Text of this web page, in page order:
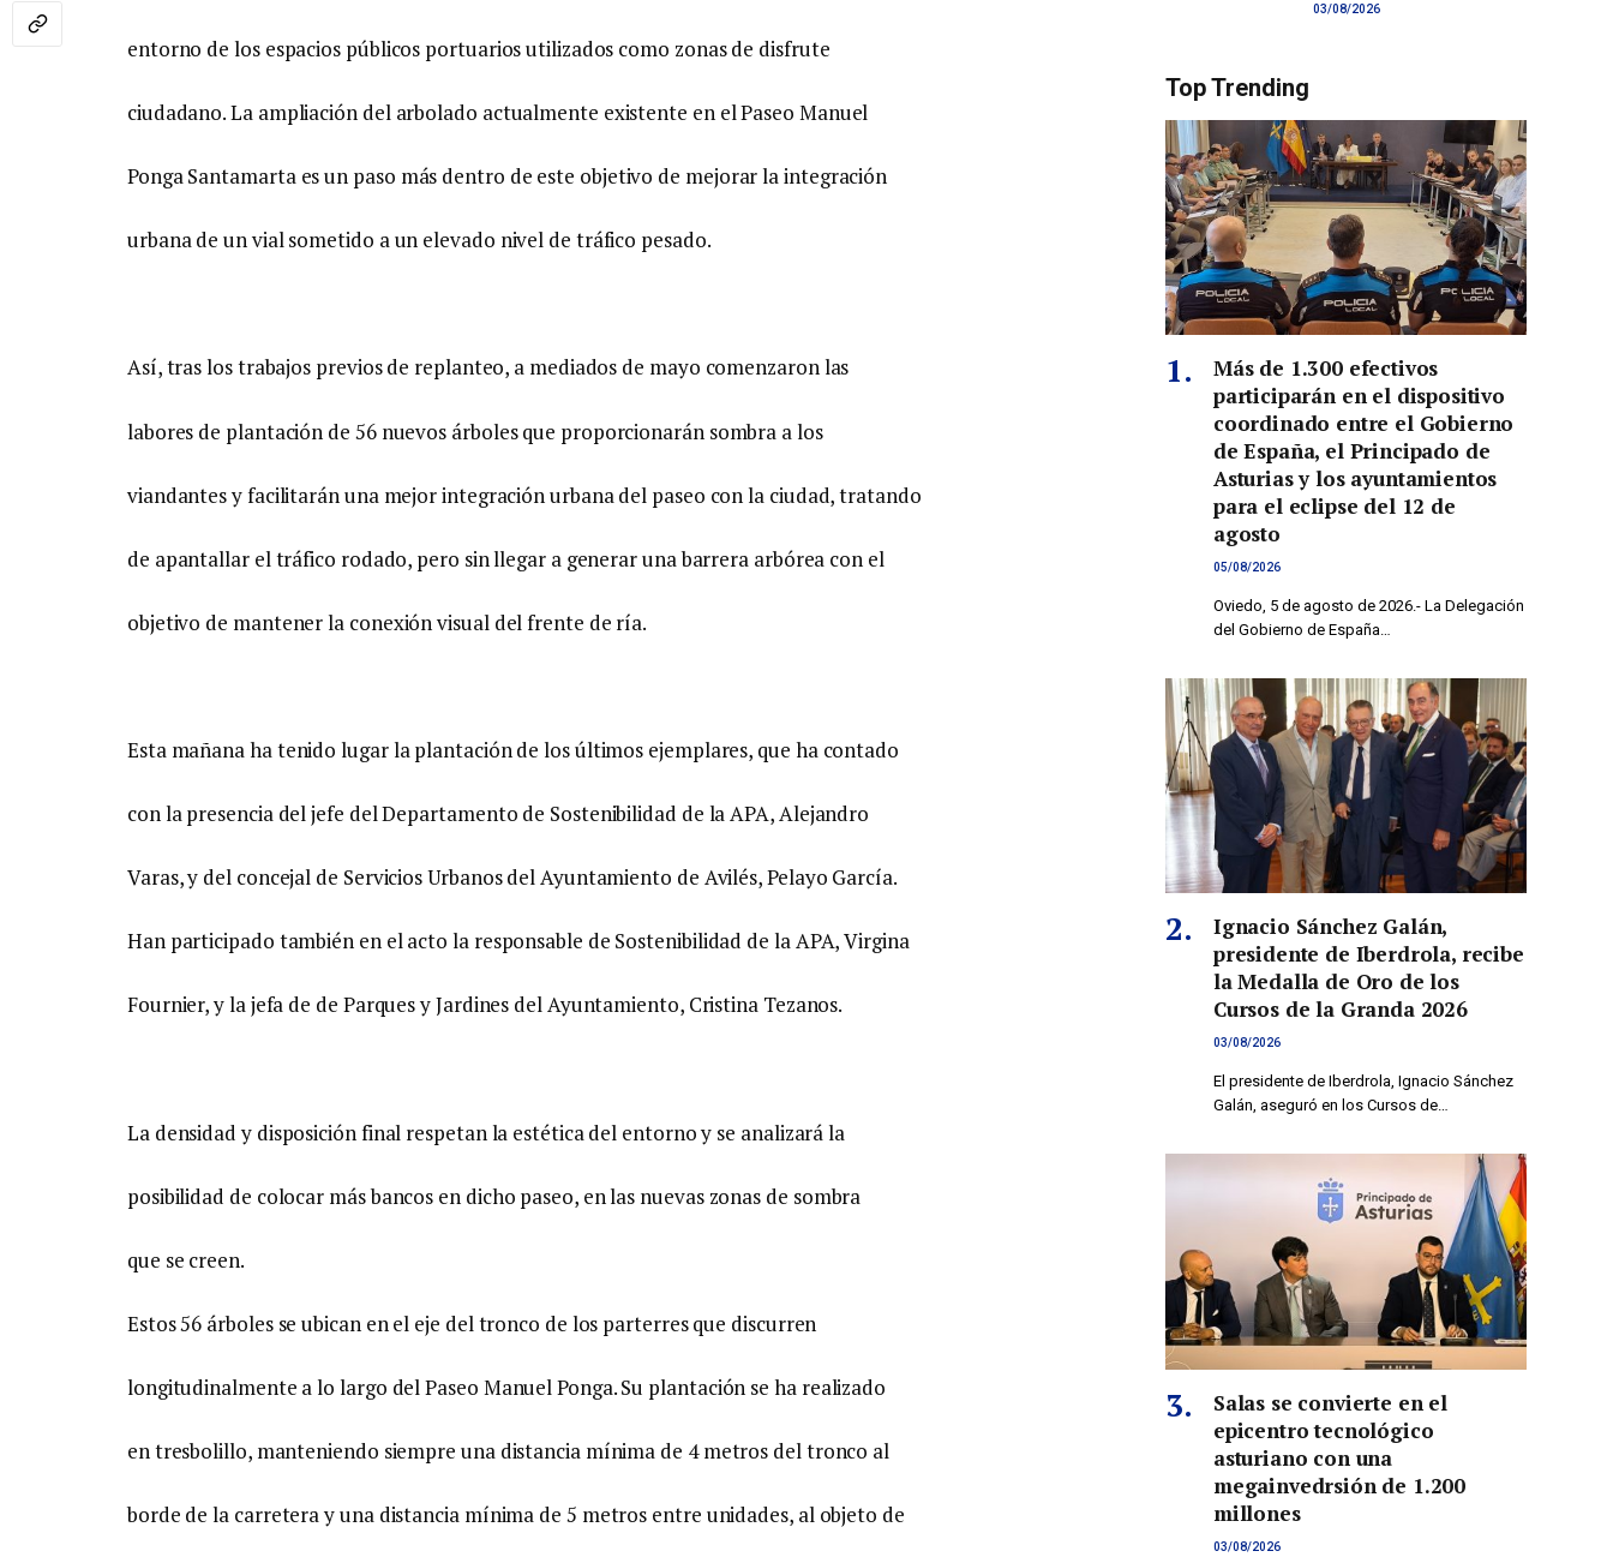
entorno de los espacios públicos portuarios utilizados como zonas de disfrute
ciudadano. La ampliación del arbolado actualmente existente en el Paseo Manuel
Ponga Santamarta es un paso más dentro de este objetivo de mejorar la integración
urbana de un vial sometido a un elevado nivel de tráfico pesado.
Así, tras los trabajos previos de replanteo, a mediados de mayo comenzaron las
labores de plantación de 56 nuevos árboles que proporcionarán sombra a los
viandantes y facilitarán una mejor integración urbana del paseo con la ciudad, tratando
de apantallar el tráfico rodado, pero sin llegar a generar una barrera arbórea con el
objetivo de mantener la conexión visual del frente de ría.
Esta mañana ha tenido lugar la plantación de los últimos ejemplares, que ha contado
con la presencia del jefe del Departamento de Sostenibilidad de la APA, Alejandro
Varas, y del concejal de Servicios Urbanos del Ayuntamiento de Avilés, Pelayo García.
Han participado también en el acto la responsable de Sostenibilidad de la APA, Virgina
Fournier, y la jefa de de Parques y Jardines del Ayuntamiento, Cristina Tezanos.
La densidad y disposición final respetan la estética del entorno y se analizará la
posibilidad de colocar más bancos en dicho paseo, en las nuevas zonas de sombra
que se creen.
Estos 56 árboles se ubican en el eje del tronco de los parterres que discurren
longitudinalmente a lo largo del Paseo Manuel Ponga. Su plantación se ha realizado
en tresbolillo, manteniendo siempre una distancia mínima de 4 metros del tronco al
borde de la carretera y una distancia mínima de 5 metros entre unidades, al objeto de
03/08/2026
Top Trending
Más de 1.300 efectivos
participarán en el dispositivo
coordinado entre el Gobierno
de España, el Principado de
Asturias y los ayuntamientos
para el eclipse del 12 de
agosto
05/08/2026
Oviedo, 5 de agosto de 2026.- La Delegación
del Gobierno de España…
Ignacio Sánchez Galán,
presidente de Iberdrola, recibe
la Medalla de Oro de los
Cursos de la Granda 2026
03/08/2026
El presidente de Iberdrola, Ignacio Sánchez
Galán, aseguró en los Cursos de…
Salas se convierte en el
epicentro tecnológico
asturiano con una
megainvedrsión de 1.200
millones
03/08/2026